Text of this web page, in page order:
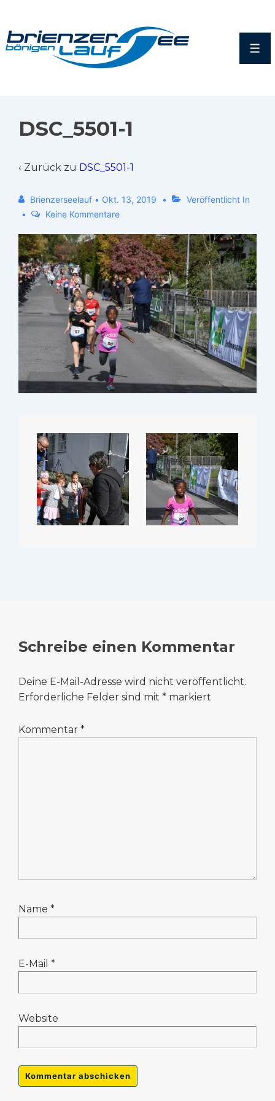
DSC_5501-1
‹ Zurück zu DSC_5501-1
Brienzerseelauf • Okt. 13, 2019
Veröffentlicht In
Keine Kommentare
Schreibe einen Kommentar
Deine E-Mail-Adresse wird nicht veröffentlicht.
Erforderliche Felder sind mit * markiert
Kommentar *
Name *
E-Mail *
Website